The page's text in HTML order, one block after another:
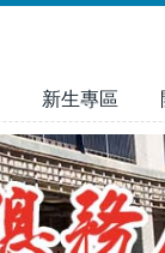
新生專區